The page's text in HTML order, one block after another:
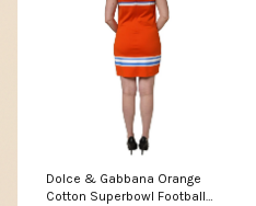
Dolce & Gabbana Orange
Cotton Superbowl Football